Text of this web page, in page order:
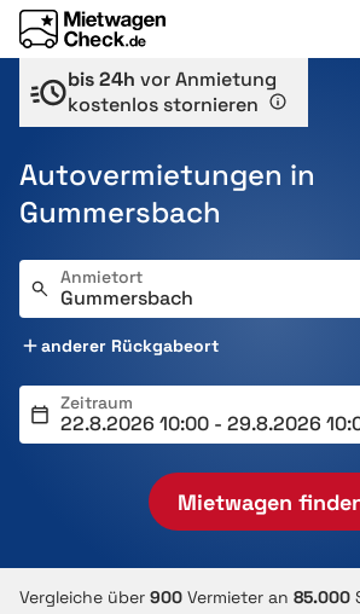
bis 24h vor Anmietung
kostenlos stornieren
Autovermietungen in
Gummersbach
Anmietort
anderer Rückgabeort
Zeitraum
Mietwagen
Vergleiche über 900 Vermieter an 85.000